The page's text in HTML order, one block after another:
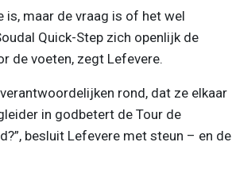
is, maar de vraag is of het wel
Quick-Step zich openlijk de
de voeten, zegt Lefevere.
rond, dat ze elkaar
in godbetert de Tour de
besluit Lefevere met steun – en de